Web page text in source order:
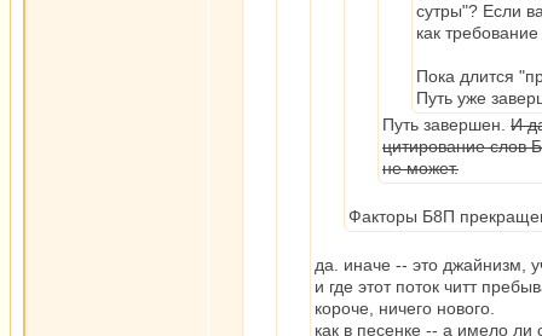
сутры"? Если
как
Пока длится
Путь уже
Путь завершен. И
цитирование слов
не может.
Факторы Б8П
да. иначе -- это джайнизм,
и где этот поток читт
короче, ничего нового.
как в песенке -- а имело